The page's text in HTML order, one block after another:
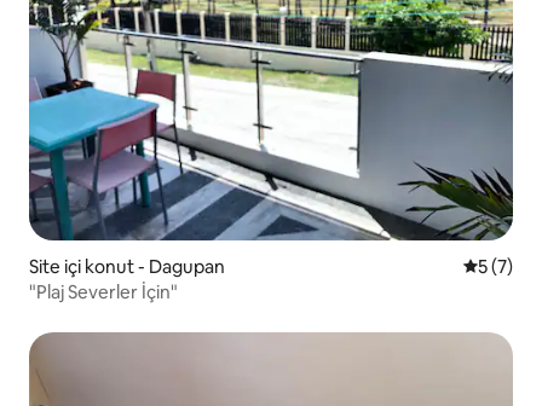
Site içi konut - Dagupan 55 (7)
"Plaj Severler İçin"